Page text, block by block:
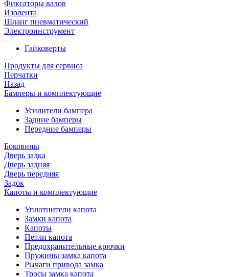
Фиксаторы валов
Изолента
Шланг пневматический
Электроинструмент
Гайковерты
Продукты для сервиса
Перчатки
Назад
Бамперы и комплектующие
Усилители бампера
Задние бамперы
Передние бамперы
Боковины
Дверь задка
Дверь задняя
Дверь передняя
Задок
Капоты и комплектующие
Уплотнители капота
Замки капота
Капоты
Петли капота
Предохранительные крючки
Пружины замка капота
Рычаги привода замка
Тросы замка капота